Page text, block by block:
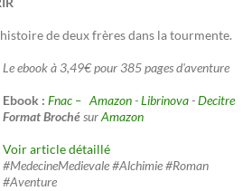
de deux frères dans la tourmente.
Le ebook à 3,49€ pour 385 pages d'aventure
Ebook : Fnac – Amazon-Librinova-Decitre
Format BrochésurAmazon
Voir article détaillé
#MedecineMedievale #Alchimie #Roman
#Aventure